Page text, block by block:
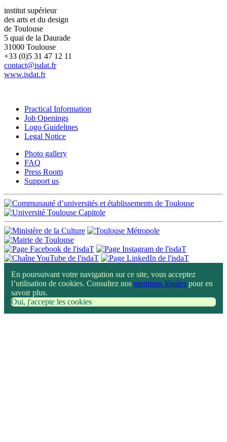
institut supérieur
des arts et du design
de Toulouse
5 quai de la Daurade
31000 Toulouse
+33 (0)5 31 47 12 11
contact@isdat.fr
www.isdat.fr
Practical Information
Job Openings
Logo Guidelines
Legal Notice
Photo gallery
FAQ
Press Room
Support us
En poursuivant votre navigation sur ce site, vous acceptez
l’utilisation de cookies. Consultez nos mentions légales pour en
savoir plus.
Oui, j'accepte les cookies